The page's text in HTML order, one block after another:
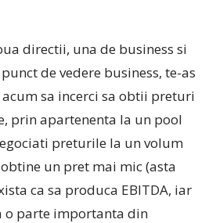
directii, una de business si
de vedere business, te-as
sa incerci sa obtii preturi
prin apartenenta la un pool
preturile la un volum
un pret mai mic (asta
ca sa produca EBITDA, iar
o parte importanta din